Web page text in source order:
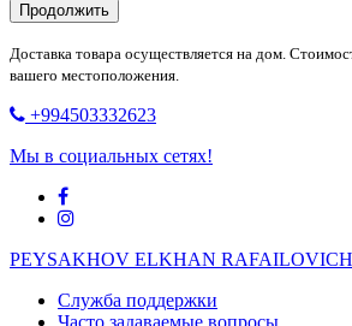
Продолжить
Доставка товара осуществляется на дом.
вашего местоположения.
+994503332623
Мы в социальных сетях!
PEYSAKHOV ELKHAN RAFAILOVICH
Служба поддержки